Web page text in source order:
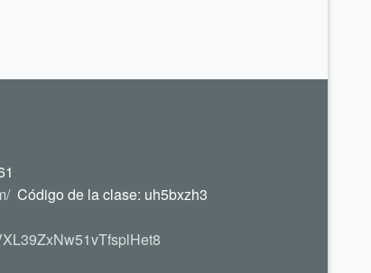
Código de la clase: uh5bxzh3